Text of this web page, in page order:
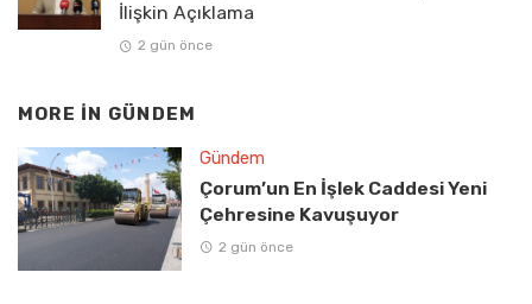
İlişkin Açıklama
2 gün önce
MORE IN GÜNDEM
Gündem
Çorum’un En İşlek Caddesi Yeni
Çehresine Kavuşuyor
2 gün önce